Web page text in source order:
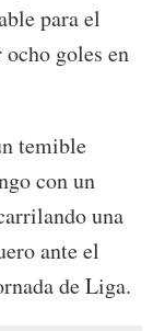
para el
goles en
temible
con un
una
ante el
de Liga.